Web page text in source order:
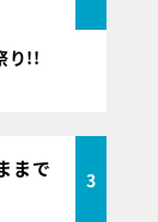
り!!
まで
3